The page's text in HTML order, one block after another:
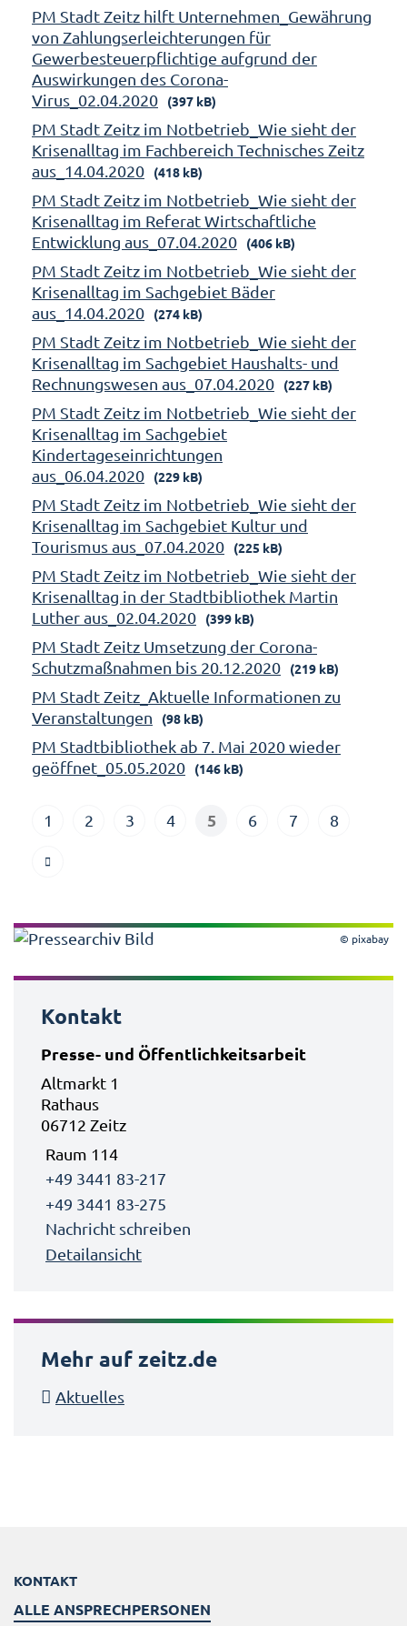
PM Stadt Zeitz hilft Unternehmen_Gewährung
von Zahlungserleichterungen für
Gewerbesteuerpflichtige aufgrund der
Auswirkungen des Corona-
Virus_02.04.2020
(397 kB)
PM Stadt Zeitz im Notbetrieb_Wie sieht der
Krisenalltag im Fachbereich Technisches Zeitz
aus_14.04.2020
(418 kB)
PM Stadt Zeitz im Notbetrieb_Wie sieht der
Krisenalltag im Referat Wirtschaftliche
Entwicklung aus_07.04.2020
(406 kB)
PM Stadt Zeitz im Notbetrieb_Wie sieht der
Krisenalltag im Sachgebiet Bäder
aus_14.04.2020
(274 kB)
PM Stadt Zeitz im Notbetrieb_Wie sieht der
Krisenalltag im Sachgebiet Haushalts- und
Rechnungswesen aus_07.04.2020
(227 kB)
PM Stadt Zeitz im Notbetrieb_Wie sieht der
Krisenalltag im Sachgebiet
Kindertageseinrichtungen
aus_06.04.2020
(229 kB)
PM Stadt Zeitz im Notbetrieb_Wie sieht der
Krisenalltag im Sachgebiet Kultur und
Tourismus aus_07.04.2020
(225 kB)
PM Stadt Zeitz im Notbetrieb_Wie sieht der
Krisenalltag in der Stadtbibliothek Martin
Luther aus_02.04.2020
(399 kB)
PM Stadt Zeitz Umsetzung der Corona-
Schutzmaßnahmen bis 20.12.2020
(219 kB)
PM Stadt Zeitz_Aktuelle Informationen zu
Veranstaltungen
(98 kB)
PM Stadtbibliothek ab 7. Mai 2020 wieder
geöffnet_05.05.2020
(146 kB)
1 2 3 4 5 6 7 8
© pixabay
Kontakt
Presse- und Öffentlichkeitsarbeit
Altmarkt 1
Rathaus
06712 Zeitz
Raum 114
+49 3441 83-217
+49 3441 83-275
Nachricht schreiben
Detailansicht
Mehr auf zeitz.de
Aktuelles
KONTAKT
ALLE ANSPRECHPERSONEN